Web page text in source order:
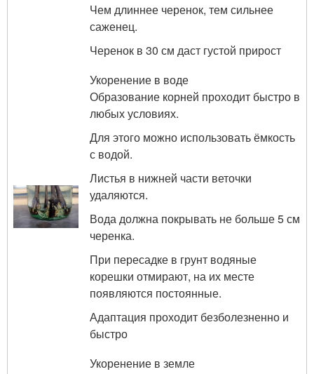
Чем длиннее черенок, тем сильнее
саженец.
Черенок в 30 см даст густой прирост
Укоренение в воде
Образование корней проходит быстро в
любых условиях.
Для этого можно использовать ёмкость
с водой.
Листья в нижней части веточки
удаляются.
Вода должна покрывать не больше 5 см
черенка.
При пересадке в грунт водяные
корешки отмирают, на их месте
появляются постоянные.
Адаптация проходит безболезненно и
быстро
Укоренение в земле